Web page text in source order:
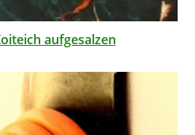
aufgesalzen